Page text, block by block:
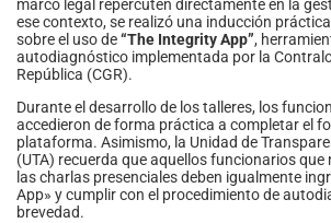
marco legal repercuten directamente en la
ese contexto, se realizó una inducción
sobre el uso de“The Integrity App”,
autodiagnóstico implementada por la
República (CGR).
Durante el desarrollo de los talleres, los
accedieron de forma práctica a completar el
plataforma. Asimismo, la Unidad de
(UTA) recuerda que aquellos funcionarios
las charlas presenciales deben igualmente
App» y cumplir con el procedimiento de
brevedad.